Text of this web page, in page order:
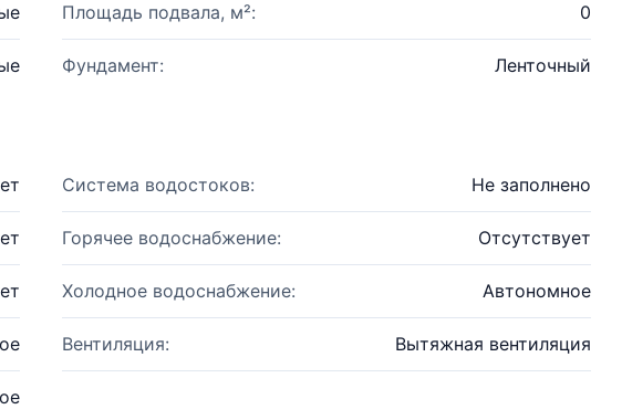
Площадь подвала, м²: 0
Фундамент: Ленточный
Система водостоков: Не заполнено
Горячее водоснабжение: Отсутствует
Холодное водоснабжение: Автономное
Вентиляция: Вытяжная вентиляция